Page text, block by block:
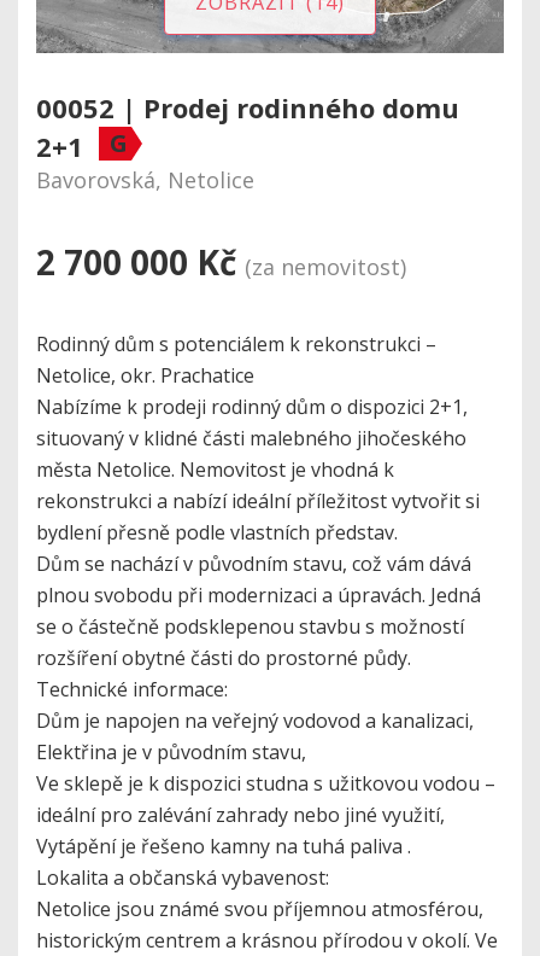
00052 | Prodej rodinného domu
2+1
G
Bavorovská, Netolice
2 700 000 Kč (za nemovitost)
Rodinný dům s potenciálem k rekonstrukci –
Netolice, okr. Prachatice
Nabízíme k prodeji rodinný dům o dispozici 2+1,
situovaný v klidné části malebného jihočeského
města Netolice. Nemovitost je vhodná k
rekonstrukci a nabízí ideální příležitost vytvořit si
bydlení přesně podle vlastních představ.
Dům se nachází v původním stavu, což vám dává
plnou svobodu při modernizaci a úpravách. Jedná
se o částečně podsklepenou stavbu s možností
rozšíření obytné části do prostorné půdy.
Technické informace:
Dům je napojen na veřejný vodovod a kanalizaci,
Elektřina je v původním stavu,
Ve sklepě je k dispozici studna s užitkovou vodou –
ideální pro zalévání zahrady nebo jiné využití,
Vytápění je řešeno kamny na tuhá paliva .
Lokalita a občanská vybavenost:
Netolice jsou známé svou příjemnou atmosférou,
historickým centrem a krásnou přírodou v okolí. Ve